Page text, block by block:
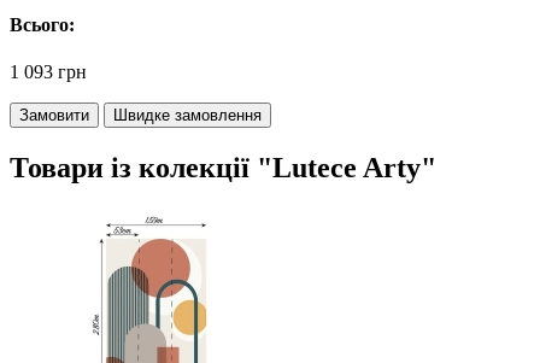
Всього:
1 093 грн
Замовити Швидке замовлення
Товари із колекції "Lutece Arty"